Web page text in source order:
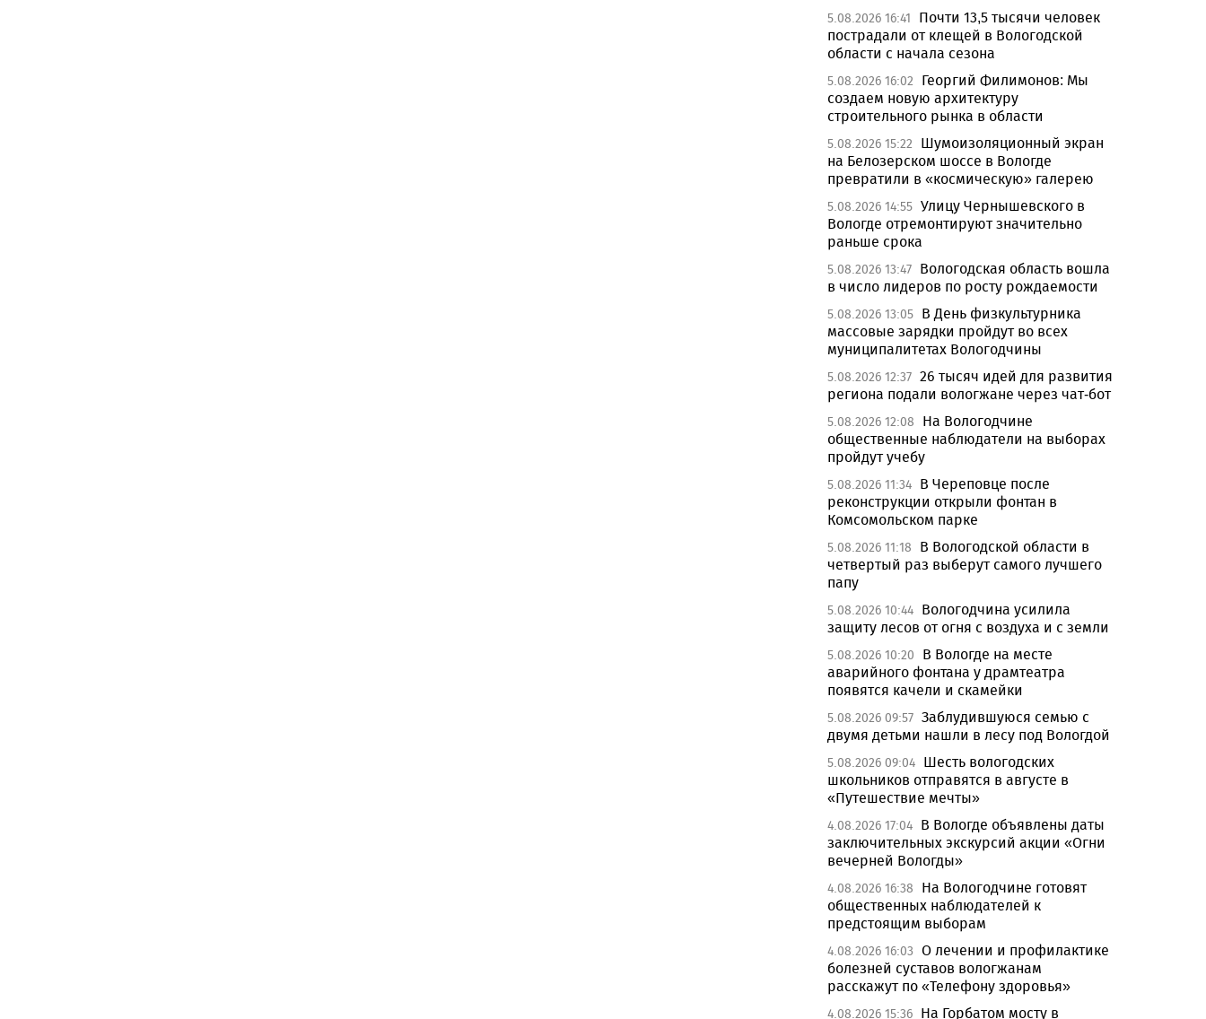
5.08.2026 16:41
Почти 13,5 тысячи человек
пострадали от клещей в Вологодской
области с начала сезона
5.08.2026 16:02
Георгий Филимонов: Мы
создаем новую архитектуру
строительного рынка в области
5.08.2026 15:22
Шумоизоляционный экран
на Белозерском шоссе в Вологде
превратили в «космическую» галерею
5.08.2026 14:55 Улицу Чернышевского в
Вологде отремонтируют значительно
раньше срока
5.08.2026 13:47 Вологодская область вошла
в число лидеров по росту рождаемости
5.08.2026 13:05 В День физкультурника
массовые зарядки пройдут во всех
муниципалитетах Вологодчины
5.08.2026 12:37 26 тысяч идей для развития
региона подали вологжане через чат-бот
5.08.2026 12:08
На Вологодчине
общественные наблюдатели на выборах
пройдут учебу
5.08.2026 11:34 В Череповце после
реконструкции открыли фонтан в
Комсомольском парке
5.08.2026 11:18
В Вологодской области в
четвертый раз выберут самого лучшего
папу
5.08.2026 10:44 Вологодчина усилила
защиту лесов от огня с воздуха и с земли
5.08.2026 10:20
В Вологде на месте
аварийного фонтана у драмтеатра
появятся качели и скамейки
5.08.2026 09:57 Заблудившуюся семью с
двумя детьми нашли в лесу под Вологдой
5.08.2026 09:04 Шесть вологодских
школьников отправятся в августе в
«Путешествие мечты»
4.08.2026 17:04 В Вологде объявлены даты
заключительных экскурсий акции «Огни
вечерней Вологды»
4.08.2026 16:38
На Вологодчине готовят
общественных наблюдателей к
предстоящим выборам
4.08.2026 16:03 О лечении и профилактике
болезней суставов вологжанам
расскажут по «Телефону здоровья»
4.08.2026 15:36 На Горбатом мосту в